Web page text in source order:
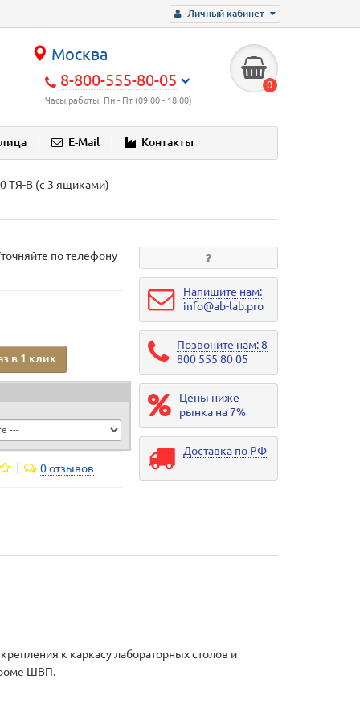
Личный кабинет
Москва
8-800-555-80-05
Часы работы: Пн - Пт (09:00 - 18:00)
0
E-Mail Контакты
ТЯ-В (с 3 ящиками)
по телефону
в 1 клик
0 отзывов
Напишите нам:
info@ab-lab.pro
Позвоните нам: 8
800 555 80 05
Цены ниже
рынка на 7%
Доставка по РФ
к каркасу лабораторных столов и
ШВП.